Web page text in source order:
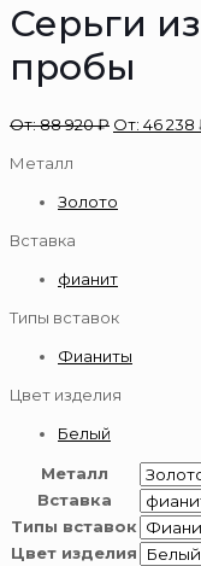
Серьги
пробы
От:88 920₽ От: 46 238
Металл
Золото
Вставка
фианит
Типы вставок
Фианиты
Цвет изделия
Белый
Металл
Вставка
Типы вставок
Цвет изделия